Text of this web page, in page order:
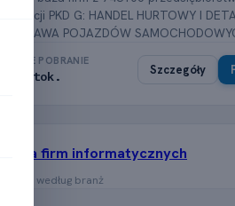
z sekcji PKD G: HANDEL HURTOWY I
NAPRAWA POJAZDÓW
PEŁNE POBRANIE
≈ 0 tok. Szczegóły
Baza firm informatycznych
Firmy według branż